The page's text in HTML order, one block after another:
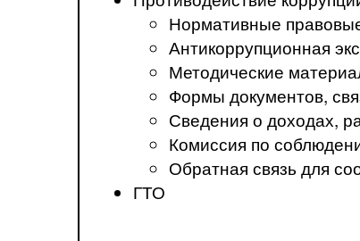
Нормативные
Антикоррупционная
Методические
Формы документов,
Сведения о доходах,
Комиссия по
Обратная связь для
ГТО